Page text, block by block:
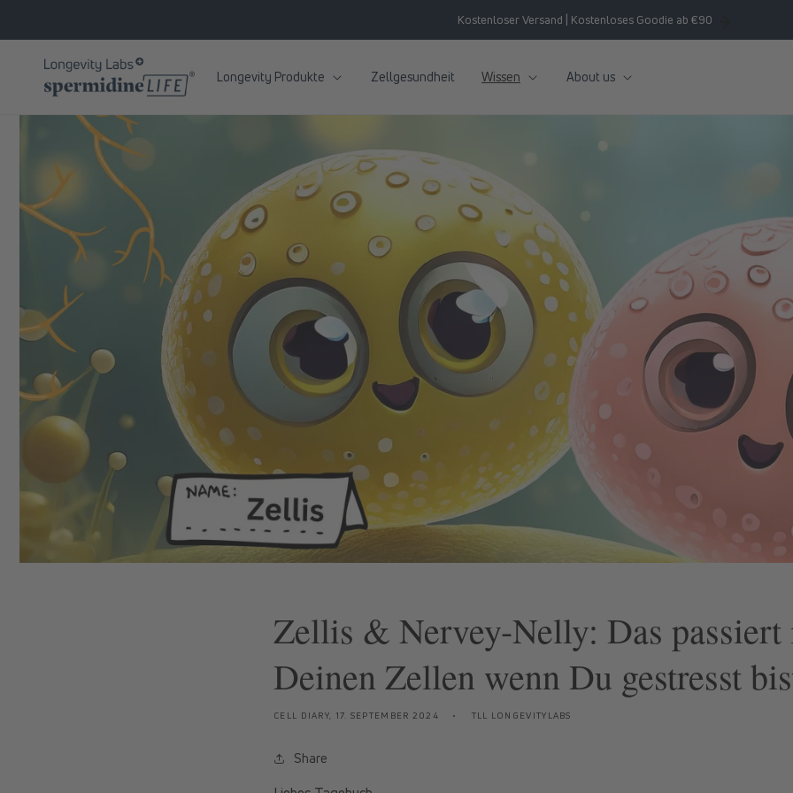
Inhalt
Kostenloser Versand | Kostenloses Goodie ab €90
Longevity Produkte Zellgesundheit Wissen About us
Zellis & Nervey-Nelly: Das passiert
Deinen Zellen wenn Du gestresst
CELL DIARY, 17. SEPTEMBER 2024 TLL LONGEVITYLABS
Share